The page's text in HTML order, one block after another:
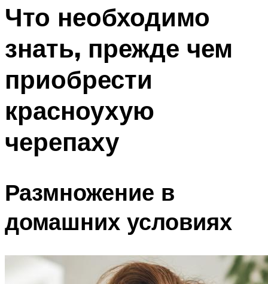
Что необходимо
знать, прежде чем
приобрести
красноухую
черепаху
Размножение в
домашних условиях